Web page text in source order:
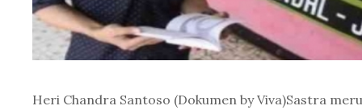
Heri Chandra Santoso (Dokumen by Viva)Sastra